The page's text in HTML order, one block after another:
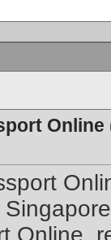
Online